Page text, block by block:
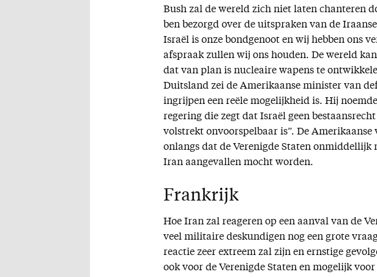
Bush zal de wereld zich niet laten chanteren
ben bezorgd over de uitspraken van de
Israël is onze bondgenoot en wij hebben ons
afspraak zullen wij ons houden. De wereld
dat van plan is nucleaire wapens te
Duitsland zei de Amerikaanse minister van
ingrijpen een reële mogelijkheid is. Hij
regering die zegt dat Israël geen
volstrekt onvoorspelbaar is”. De
onlangs dat de Verenigde Staten
Iran aangevallen mocht worden.
Frankrijk
Hoe Iran zal reageren op een aanval van de
veel militaire deskundigen nog een grote
reactie zeer extreem zal zijn en ernstige
ook voor de Verenigde Staten en mogelijk